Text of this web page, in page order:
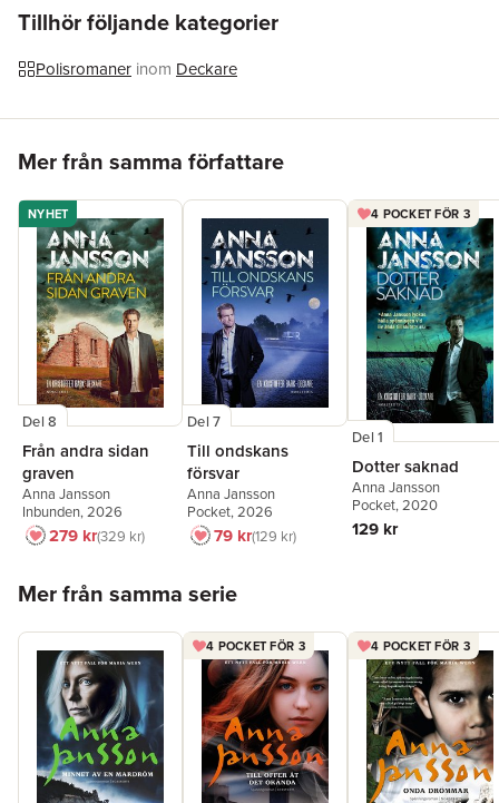
Anna Jansson är en av våra mest lästa och älskade författare.
2025 firar hon 25 år som författare.
ISBN
Miljömärkning
Tillhör följande kategorier
Polisromaner inom Deckare
Mer från samma författare
NYHET
Del 8
Från andra sidan
graven
Anna Jansson
Inbunden, 2026
279 kr329 kr
Del 7
Till ondskans
försvar
Anna Jansson
Pocket, 2026
79 kr129 kr
4 POCKET FÖR 3
Del 1
Dotter saknad
Anna Jansson
Pocket, 2020
129 kr
Mer från samma serie
4 POCKET FÖR 3 4 POCKET FÖR 3